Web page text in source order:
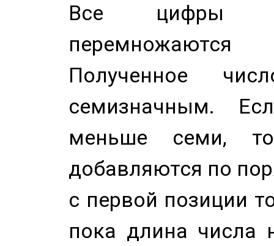
Все цифры
Полученное
семизначным.
меньше семи,
добавляются по
с первой позиции
пока длина числа